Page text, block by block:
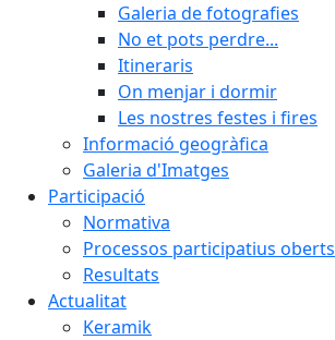
Galeria de fotografies
No et pots perdre...
Itineraris
On menjar i dormir
Les nostres festes i fires
Informació geogràfica
Galeria d'Imatges
Participació
Normativa
Processos participatius oberts
Resultats
Actualitat
Keramik